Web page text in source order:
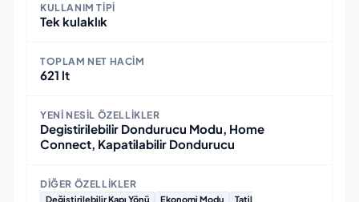
KULLANIM TIPI
Tek kulaklık
TOPLAM NET HACIM
621 lt
YENI NESIL ÖZELLIKLER
Degistirilebilir Dondurucu Modu, Home
Connect, Kapatilabilir Dondurucu
DIĞER ÖZELLIKLER
Değiştirilebilir Kapı Yönü Ekonomi Modu
Tatil